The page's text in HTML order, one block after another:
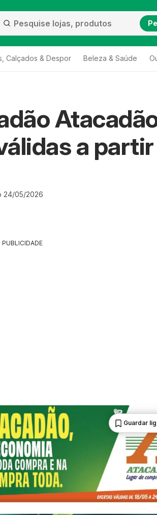
Calçados & Despor Beleza & Saúde
a
24/05/2026
PUBLICIDADE
Guardar